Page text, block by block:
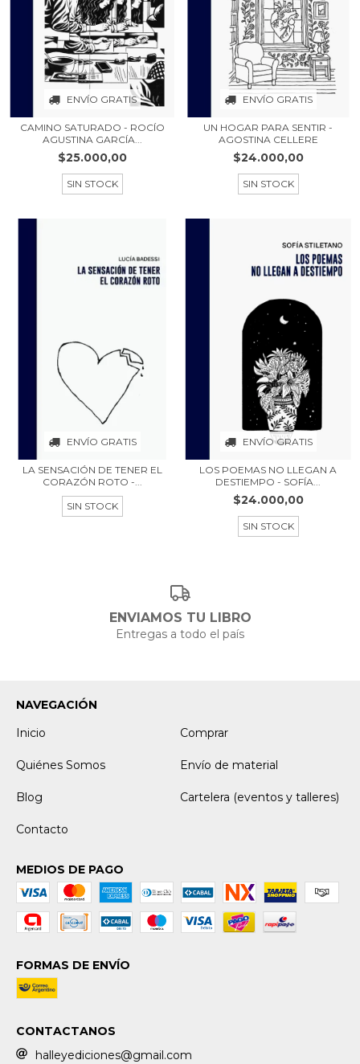
ENVÍO GRATIS
CAMINO SATURADO - ROCÍO
AGUSTINA GARCÍA...
$25.000,00
SIN STOCK
ENVÍO GRATIS
UN HOGAR PARA SENTIR -
AGOSTINA CELLERE
$24.000,00
SIN STOCK
ENVÍO GRATIS
LA SENSACIÓN DE TENER EL
CORAZÓN ROTO -...
SIN STOCK
ENVÍO GRATIS
LOS POEMAS NO LLEGAN A
DESTIEMPO - SOFÍA...
$24.000,00
SIN STOCK
ENVIAMOS TU LIBRO
Entregas a todo el país
NAVEGACIÓN
Inicio
Comprar
Quiénes Somos Envío de material
Blog Cartelera (eventos y talleres)
Contacto
MEDIOS DE PAGO
FORMAS DE ENVÍO
CONTACTANOS
halleyediciones@gmail.com